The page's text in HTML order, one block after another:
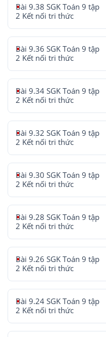
Bài 9.38 SGK Toán 9 tập
2 Kết nối tri thức
Bài 9.36 SGK Toán 9 tập
2 Kết nối tri thức
Bài 9.34 SGK Toán 9 tập
2 Kết nối tri thức
Bài 9.32 SGK Toán 9 tập
2 Kết nối tri thức
Bài 9.30 SGK Toán 9 tập
2 Kết nối tri thức
Bài 9.28 SGK Toán 9 tập
2 Kết nối tri thức
Bài 9.26 SGK Toán 9 tập
2 Kết nối tri thức
Bài 9.24 SGK Toán 9 tập
2 Kết nối tri thức